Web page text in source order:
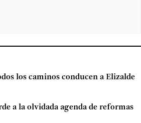
los caminos conducen a Elizalde
a la olvidada agenda de reformas